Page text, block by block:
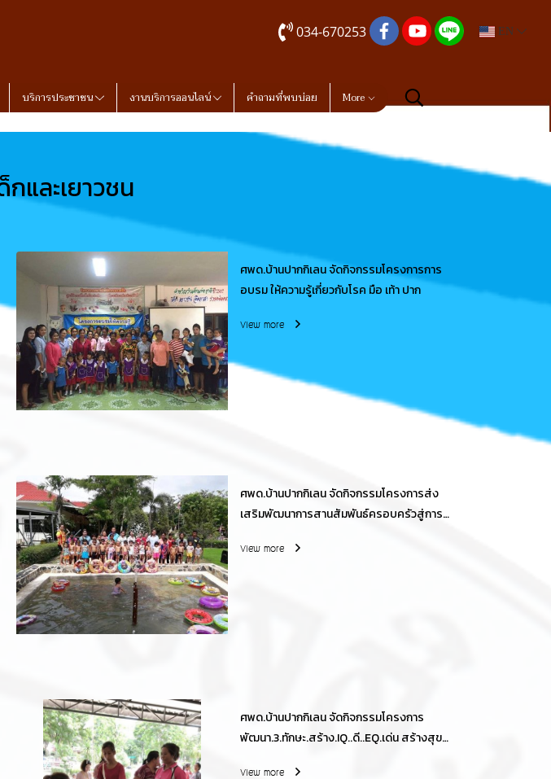
034-670253 EN
บริการประชาชน งานบริการออนไลน์ คำถามที่พบบ่อย More
กและเยาวชน
ศพด.บ้านปากกิเลน จัดกิจกรรมโครงการการ
อบรม ให้ความรู้เกี่ยวกับโรค มือ เท้า ปาก
View more
ศพด.บ้านปากกิเลน จัดกิจกรรมโครงการส่ง
เสริมพัฒนาการสานสัมพันธ์ครอบครัวสู่การ
View more
ศพด.บ้านปากกิเลน จัดกิจกรรมโครงการ
พัฒนา.3.ทักษะ.สร้าง.IQ..ดี..EQ.เด่น สร้างสุข
View more